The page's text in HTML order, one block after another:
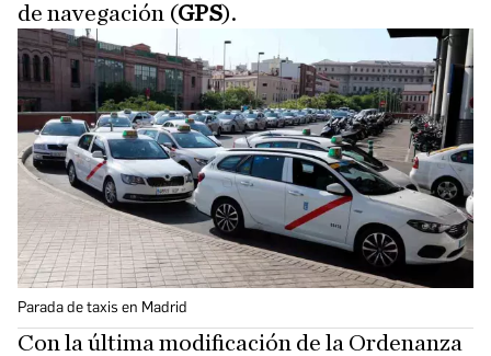
de navegación (GPS).
Parada de taxis en Madrid
Con la última modificación de la Ordenanza